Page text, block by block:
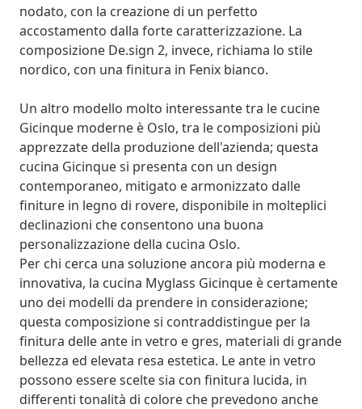
nodato, con la creazione di un perfetto
accostamento dalla forte caratterizzazione. La
composizione De.sign 2, invece, richiama lo stile
nordico, con una finitura in Fenix bianco.
Un altro modello molto interessante tra le cucine
Gicinque moderne è Oslo, tra le composizioni più
apprezzate della produzione dell'azienda; questa
cucina Gicinque si presenta con un design
contemporaneo, mitigato e armonizzato dalle
finiture in legno di rovere, disponibile in molteplici
declinazioni che consentono una buona
personalizzazione della cucina Oslo.
Per chi cerca una soluzione ancora più moderna e
innovativa, la cucina Myglass Gicinque è certamente
uno dei modelli da prendere in considerazione;
questa composizione si contraddistingue per la
finitura delle ante in vetro e gres, materiali di grande
bellezza ed elevata resa estetica. Le ante in vetro
possono essere scelte sia con finitura lucida, in
differenti tonalità di colore che prevedono anche